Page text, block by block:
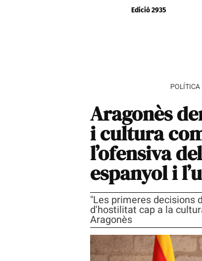
Edició 2935
POLÍTICA
Aragonès
i cultura
l’ofensiva
espanyol i
"Les primeres decisions
d'hostilitat cap a la
Aragonès